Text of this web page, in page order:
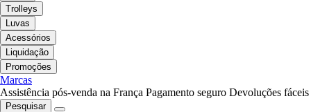
Trolleys
Luvas
Acessórios
Liquidação
Promoções
Marcas
Assistência pós-venda na França Pagamento seguro Devoluções fáceis
Pesquisar